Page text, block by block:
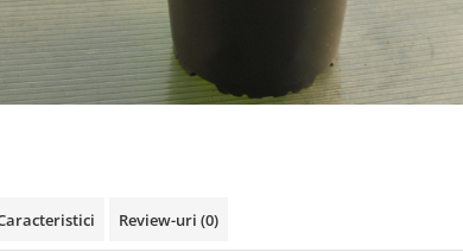
Review-uri (0)